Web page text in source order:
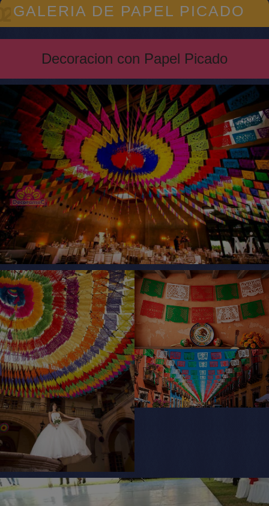
Seguimiento en su compra de Papel
Picado
Antes de comprar guirnaldas de papel picado,
durante su compra de papel china picado y
después de realizar su pedido de papel picado
cumpleaños
Papel Picado Mexicano artesanal y
original
Tenemos el mejor tiempo de entrega para pedidos
personalizados, compruebalo
Papel Picado Venta
Atención personalizada asesoramiento a nuestros
clientes le garantizamos calidad, excelencia y el
buen gusto por cada producto de papel picado
GALERIA DE PAPEL PICADO
Decoracion con Papel Picado